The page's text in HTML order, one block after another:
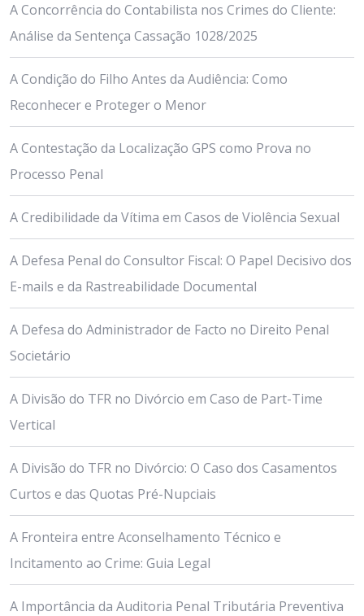
A Concorrência do Contabilista nos Crimes do Cliente:
Análise da Sentença Cassação 1028/2025
A Condição do Filho Antes da Audiência: Como
Reconhecer e Proteger o Menor
A Contestação da Localização GPS como Prova no
Processo Penal
A Credibilidade da Vítima em Casos de Violência Sexual
A Defesa Penal do Consultor Fiscal: O Papel Decisivo dos
E-mails e da Rastreabilidade Documental
A Defesa do Administrador de Facto no Direito Penal
Societário
A Divisão do TFR no Divórcio em Caso de Part-Time
Vertical
A Divisão do TFR no Divórcio: O Caso dos Casamentos
Curtos e das Quotas Pré-Nupciais
A Fronteira entre Aconselhamento Técnico e
Incitamento ao Crime: Guia Legal
A Importância da Auditoria Penal Tributária Preventiva